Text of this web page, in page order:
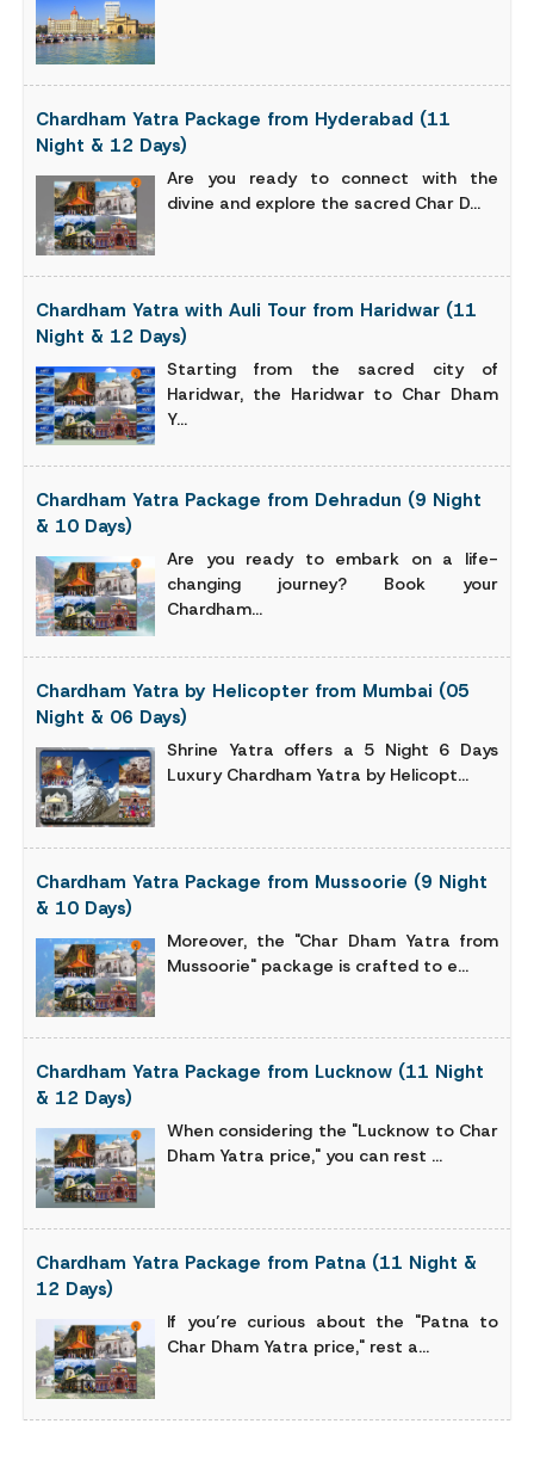
Chardham Yatra Package from Hyderabad (11
Night & 12 Days)
Are you ready to connect with the
divine and explore the sacred Char D...
Chardham Yatra with Auli Tour from Haridwar (11
Night & 12 Days)
Starting from the sacred city of
Haridwar, the Haridwar to Char Dham
Y...
Chardham Yatra Package from Dehradun (9 Night
& 10 Days)
Are you ready to embark on a life-
changing journey? Book your
Chardham...
Chardham Yatra by Helicopter from Mumbai (05
Night & 06 Days)
Shrine Yatra offers a 5 Night 6 Days
Luxury Chardham Yatra by Helicopt...
Chardham Yatra Package from Mussoorie (9 Night
& 10 Days)
Moreover, the "Char Dham Yatra from
Mussoorie" package is crafted to e...
Chardham Yatra Package from Lucknow (11 Night
& 12 Days)
When considering the "Lucknow to Char
Dham Yatra price," you can rest ...
Chardham Yatra Package from Patna (11 Night &
12 Days)
If you’re curious about the "Patna to
Char Dham Yatra price," rest a...